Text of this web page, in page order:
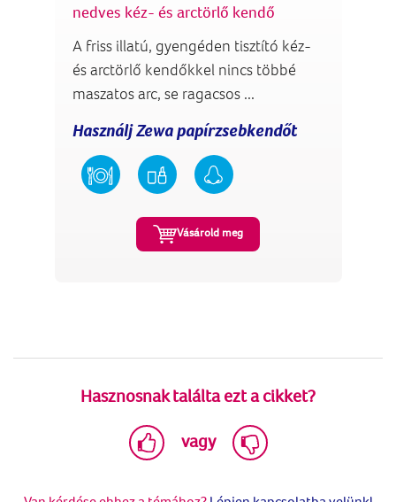
nedves kéz- és arctörlő kendő
A friss illatú, gyengéden tisztító kéz-
és arctörlő kendőkkel nincs többé
maszatos arc, se ragacsos ...
Használj Zewa papírzsebkendőt
Vásárold meg
Hasznosnak találta ezt a cikket?
vagy